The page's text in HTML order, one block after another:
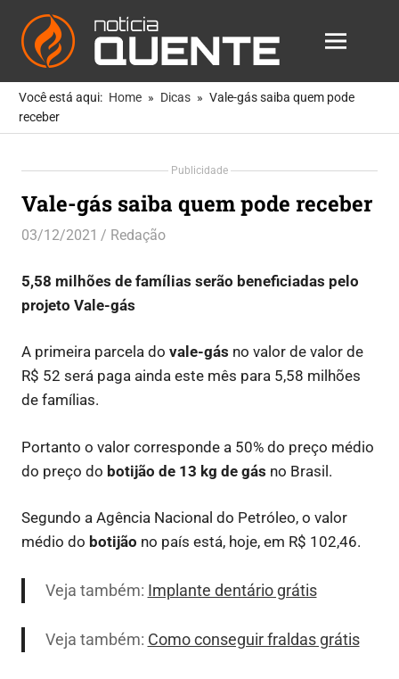
Skip
content
Notícia
Quente
Notícias
Mais
Quentes
Você
MENU
Você está aqui: Home Dicas
Vale-gás saiba quem pode
receber
Publicidade
Vale-gás saiba quem pode receber
03/12/2021 Redação
5,58 milhões de famílias serão beneficiadas pelo
projeto Vale-gás
A primeira parcela do vale-gás no valor de valor de
R$ 52 será paga ainda este mês para 5,58 milhões
de famílias.
Portanto o valor corresponde a 50% do preço médio
do preço do botijão de 13 kg de gás no Brasil.
Segundo a Agência Nacional do Petróleo, o valor
médio do botijão no país está, hoje, em R$ 102,46.
Veja também: Implante dentário grátis
Veja também: Como conseguir fraldas grátis